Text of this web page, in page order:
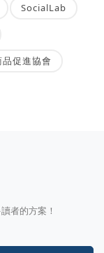
SocialLab
促進協會
者的方案！